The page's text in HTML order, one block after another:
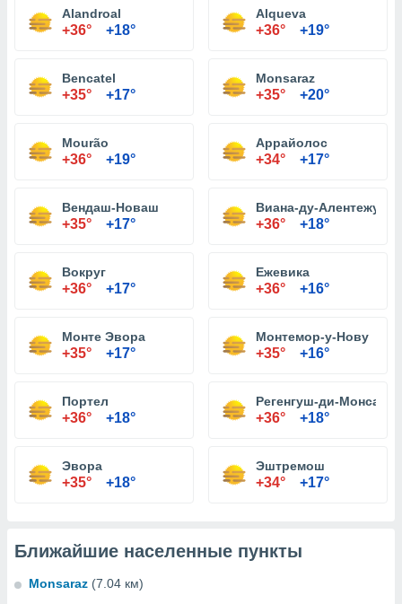
Alandroal
+36° +18°
Alqueva
+36° +19°
Bencatel
+35° +17°
Monsaraz
+35° +20°
Mourão
+36° +19°
Аррайолос
+34° +17°
Вендаш-Новаш
+35° +17°
Виана-ду-Алентежу
+36° +18°
Вокруг
+36° +17°
Ежевика
+36° +16°
Монте Эвора
+35° +17°
Монтемор-у-Нову
+35° +16°
Портел
+36° +18°
Регенгуш-ди-
+36° +18°
Эвора
+35° +18°
Эштремош
+34° +17°
Ближайшие населенные пункты
Monsaraz (7.04 км)